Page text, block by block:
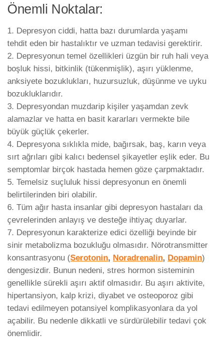
Önemli Noktalar:
1. Depresyon ciddi, hatta bazı durumlarda yaşamı
tehdit eden bir hastalıktır ve uzman tedavisi gerektirir.
2. Depresyonun temel özellikleri üzgün bir ruh hali veya
boşluk hissi, bitkinlik (tükenmişlik), aşırı yüklenme,
anksiyete bozuklukları, huzursuzluk, düşünme ve uyku
bozukluklarıdır.
3. Depresyondan muzdarip kişiler yaşamdan zevk
alamazlar ve hatta en basit kararları vermekte bile
büyük güçlük çekerler.
4. Depresyona sıklıkla mide, bağırsak, baş, karın veya
sırt ağrıları gibi kalıcı bedensel şikayetler eşlik eder. Bu
semptomlar birçok hastada hemen göze çarpmaktadır.
5. Temelsiz suçluluk hissi depresyonun en önemli
belirtilerinden biri olabilir.
6. Tüm ağır hasta insanlar gibi depresyon hastaları da
çevrelerinden anlayış ve desteğe ihtiyaç duyarlar.
7. Depresyonun karakterize edici özelliği beyinde bir
sinir metabolizma bozukluğu olmasıdır. Nörotransmitter
konsantrasyonu (Serotonin, Noradrenalin, Dopamin)
dengesizdir. Bunun nedeni, stres hormon sisteminin
genellikle sürekli aşırı aktif olmasıdır. Bu aşırı aktivite,
hipertansiyon, kalp krizi, diyabet ve osteoporoz gibi
tedavi edilmeyen potansiyel komplikasyonlara da yol
açabilir. Bu nedenle dikkatli ve sürdürülebilir tedavi çok
önemlidir.